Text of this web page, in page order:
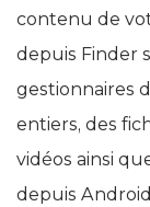
contenu de
depuis Finder
gestionnaires
entiers, des
vidéos ainsi
depuis